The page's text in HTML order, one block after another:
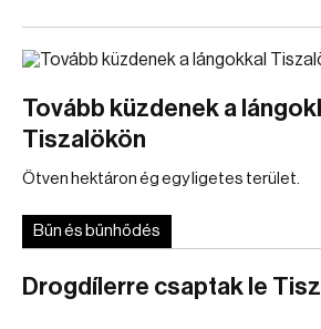
Tovább küzdenek a
Tiszalökön
Ötven hektáron ég egy ligetes terület.
Bűn és bűnhődés
Drogdílerre csaptak le